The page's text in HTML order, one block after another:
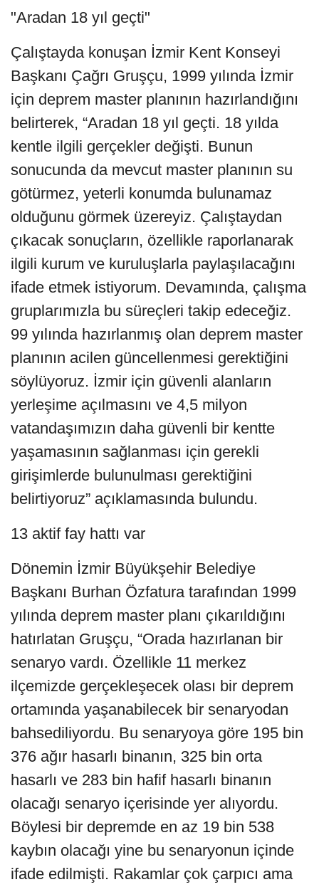
"Aradan 18 yıl geçti"
Çalıştayda konuşan İzmir Kent Konseyi
Başkanı Çağrı Gruşçu, 1999 yılında İzmir
için deprem master planının hazırlandığını
belirterek, “Aradan 18 yıl geçti. 18 yılda
kentle ilgili gerçekler değişti. Bunun
sonucunda da mevcut master planının su
götürmez, yeterli konumda bulunamaz
olduğunu görmek üzereyiz. Çalıştaydan
çıkacak sonuçların, özellikle raporlanarak
ilgili kurum ve kuruluşlarla paylaşılacağını
ifade etmek istiyorum. Devamında, çalışma
gruplarımızla bu süreçleri takip edeceğiz.
99 yılında hazırlanmış olan deprem master
planının acilen güncellenmesi gerektiğini
söylüyoruz. İzmir için güvenli alanların
yerleşime açılmasını ve 4,5 milyon
vatandaşımızın daha güvenli bir kentte
yaşamasının sağlanması için gerekli
girişimlerde bulunulması gerektiğini
belirtiyoruz” açıklamasında bulundu.
13 aktif fay hattı var
Dönemin İzmir Büyükşehir Belediye
Başkanı Burhan Özfatura tarafından 1999
yılında deprem master planı çıkarıldığını
hatırlatan Gruşçu, “Orada hazırlanan bir
senaryo vardı. Özellikle 11 merkez
ilçemizde gerçekleşecek olası bir deprem
ortamında yaşanabilecek bir senaryodan
bahsediliyordu. Bu senaryoya göre 195 bin
376 ağır hasarlı binanın, 325 bin orta
hasarlı ve 283 bin hafif hasarlı binanın
olacağı senaryo içerisinde yer alıyordu.
Böylesi bir depremde en az 19 bin 538
kaybın olacağı yine bu senaryonun içinde
ifade edilmişti. Rakamlar çok çarpıcı ama